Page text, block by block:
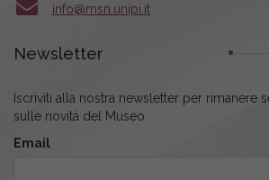
info@msn.unipi.it
Newsletter
Iscriviti alla nostra newsletter per rimanere
sulle novità del Museo.
Email